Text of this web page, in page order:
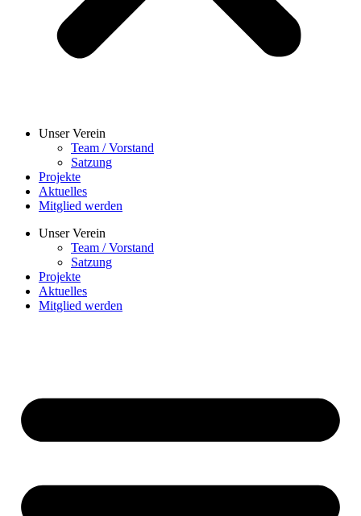
Unser Verein
Team / Vorstand
Satzung
Projekte
Aktuelles
Mitglied werden
Unser Verein
Team / Vorstand
Satzung
Projekte
Aktuelles
Mitglied werden